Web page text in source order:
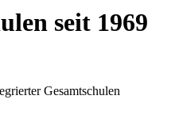
seit 1969
Gesamtschulen